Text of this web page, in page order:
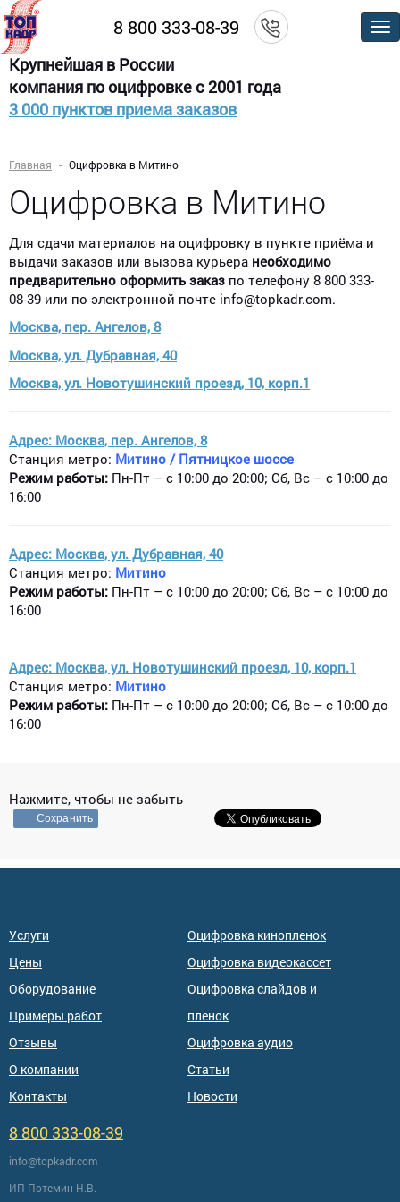
8 800 333-08-39
Крупнейшая в России
компания по оцифровке с 2001 года
3 000 пунктов приема заказов
Главная Оцифровка в Митино
Оцифровка в Митино
Для сдачи материалов на оцифровку в пункте приёма и
выдачи заказов или вызова курьера необходимо
предварительно оформить заказ по телефону 8 800 333-
08-39 или по электронной почте info@topkadr.com.
Москва, пер. Ангелов, 8
Москва, ул. Дубравная, 40
Москва, ул. Новотушинский проезд, 10, корп.1
Адрес: Москва, пер. Ангелов, 8
Станция метро: Митино / Пятницкое шоссе
Режим работы: Пн-Пт – с 10:00 до 20:00; Сб, Вс – с 10:00 до
16:00
Адрес: Москва, ул. Дубравная, 40
Станция метро: Митино
Режим работы: Пн-Пт – с 10:00 до 20:00; Сб, Вс – с 10:00 до
16:00
Адрес: Москва, ул. Новотушинский проезд, 10, корп.1
Станция метро: Митино
Режим работы: Пн-Пт – с 10:00 до 20:00; Сб, Вс – с 10:00 до
16:00
Нажмите, чтобы не забыть
Сохранить
Услуги
Цены
Оборудование
Примеры работ
Отзывы
О компании
Контакты
Оцифровка кинопленок
Оцифровка видеокассет
Оцифровка слайдов и
пленок
Оцифровка аудио
Статьи
Новости
8 800 333-08-39
info@topkadr.com
ИП Потемин Н.В.